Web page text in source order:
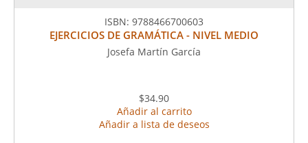
ISBN: 9788466700603
EJERCICIOS DE GRAMÁTICA - NIVEL MEDIO
Josefa Martín García
$34.90
Añadir al carrito
Añadir a lista de deseos